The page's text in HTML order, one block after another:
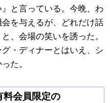
と言っている。今晩、わ
を与えるが、どれだけ話
、会場の笑いを誘った。
・ディナーとはいえ、シ
た。
料会員限定の